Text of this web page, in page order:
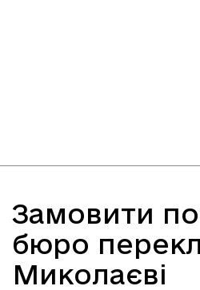
Замовити
бюро
Миколаєві